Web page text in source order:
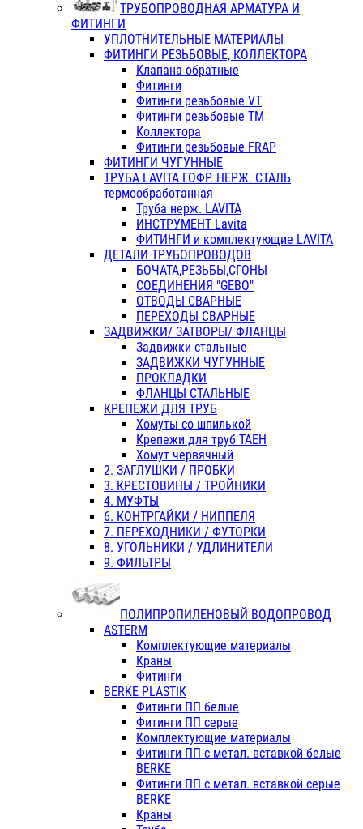
ТРУБОПРОВОДНАЯ АРМАТУРА И
ФИТИНГИ
УПЛОТНИТЕЛЬНЫЕ МАТЕРИАЛЫ
ФИТИНГИ РЕЗЬБОВЫЕ, КОЛЛЕКТОРА
Клапана обратные
Фитинги
Фитинги резьбовые VT
Фитинги резьбовые ТМ
Коллектора
Фитинги резьбовые FRAP
ФИТИНГИ ЧУГУННЫЕ
ТРУБА LAVITA ГОФР. НЕРЖ. СТАЛЬ
термообработанная
Труба нерж. LAVITA
ИНСТРУМЕНТ Lavita
ФИТИНГИ и комплектующие LAVITA
ДЕТАЛИ ТРУБОПРОВОДОВ
БОЧАТА,РЕЗЬБЫ,СГОНЫ
СОЕДИНЕНИЯ "GEBO"
ОТВОДЫ СВАРНЫЕ
ПЕРЕХОДЫ СВАРНЫЕ
ЗАДВИЖКИ/ ЗАТВОРЫ/ ФЛАНЦЫ
Задвижки стальные
ЗАДВИЖКИ ЧУГУННЫЕ
ПРОКЛАДКИ
ФЛАНЦЫ СТАЛЬНЫЕ
КРЕПЕЖИ ДЛЯ ТРУБ
Хомуты со шпилькой
Крепежи для труб ТАЕН
Хомут червячный
2. ЗАГЛУШКИ / ПРОБКИ
3. КРЕСТОВИНЫ / ТРОЙНИКИ
4. МУФТЫ
6. КОНТРГАЙКИ / НИППЕЛЯ
7. ПЕРЕХОДНИКИ / ФУТОРКИ
8. УГОЛЬНИКИ / УДЛИНИТЕЛИ
9. ФИЛЬТРЫ
ПОЛИПРОПИЛЕНОВЫЙ ВОДОПРОВОД
ASTERM
Комплектующие материалы
Краны
Фитинги
BERKE PLASTIK
Фитинги ПП белые
Фитинги ПП серые
Комплектующие материалы
Фитинги ПП с метал. вставкой белые
BERKE
Фитинги ПП с метал. вставкой серые
BERKE
Краны